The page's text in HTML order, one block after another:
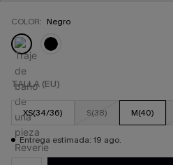
COLOR: Negro
TALLA (EU)
XS(34/36) S(38) M(40)
Entrega estimada: 19 ago.